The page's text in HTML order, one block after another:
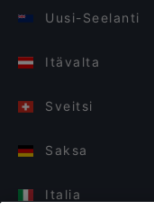
Uusi-Seelanti
Itävalta
Sveitsi
Saksa
Italia